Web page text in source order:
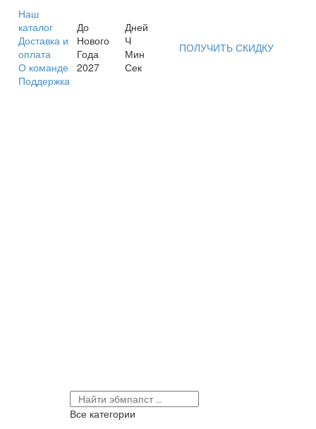
Наш
каталог
Доставка и
оплата
О команде
Поддержка
До
Нового
Года
2027
Дней
Ч
Мин
Сек
ПОЛУЧИТЬ СКИДКУ
Все категории